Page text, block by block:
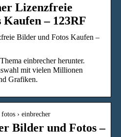
Lizenzfreie
– 123RF
Bilder und Fotos Kaufen –
einbrecher herunter.
mit vielen Millionen
Grafiken.
› einbrecher
Bilder und Fotos –